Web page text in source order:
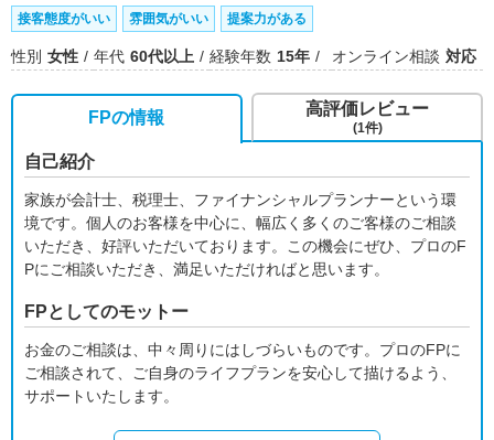
接客態度がいい 雰囲気がいい 提案力がある
性別 女性 年代 60代以上 経験年数 15年 オンライン相談 対応
FPの情報
自己紹介
家族が会計士、税理士、ファイナンシャルプランナーという環
境です。個人のお客様を中心に、幅広く多くのご客様のご相談
いただき、好評いただいております。この機会にぜひ、プロのF
Pにご相談いただき、満足いただければと思います。
FPとしてのモットー
お金のご相談は、中々周りにはしづらいものです。プロのFPに
ご相談されて、ご自身のライフプランを安心して描けるよう、
サポートいたします。
高評価レビュー
(1件)